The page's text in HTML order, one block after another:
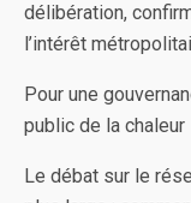
délibération,
l’intérêt
Pour une
public de la chaleur
Le débat sur le